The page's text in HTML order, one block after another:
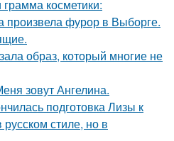
косметики:
произвела фурор в Выборге.
образ, который многие не
зовут Ангелина.
подготовка Лизы к
стиле, но в